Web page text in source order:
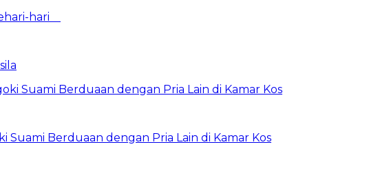
hari
Berduaan dengan Pria Lain di Kamar Kos